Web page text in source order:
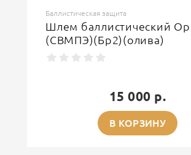
Баллистическая защита
Шлем баллистический
(СВМПЭ)(Бр2)(олива)
15 000 р.
В КОРЗИНУ